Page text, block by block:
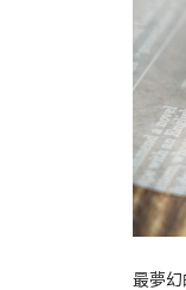
最夢